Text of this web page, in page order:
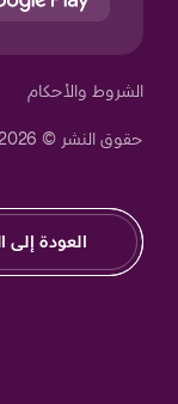
الشروط والأحكام
حقوق النشر © 2026 أبوظبي. جميع الحقوق محفوظة.
العودة إلى